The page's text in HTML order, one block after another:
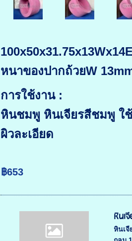
หนาของปากถ้วยW
การใช้งาน :
หินชมพู หินเจียรสีชมพู ใช้
ผิวละเอียด
฿653
หินเ
หินเจี